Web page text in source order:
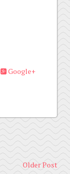
Google+
Older Post